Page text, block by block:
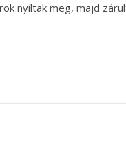
nyíltak meg, majd